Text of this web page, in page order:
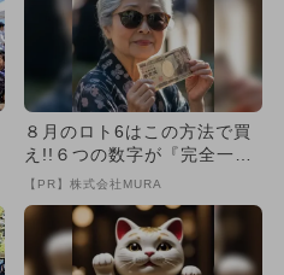
８月のロト6はこの方法で買
え!!６つの数字が『完全一
致』する方法
【PR】株式会社MURA